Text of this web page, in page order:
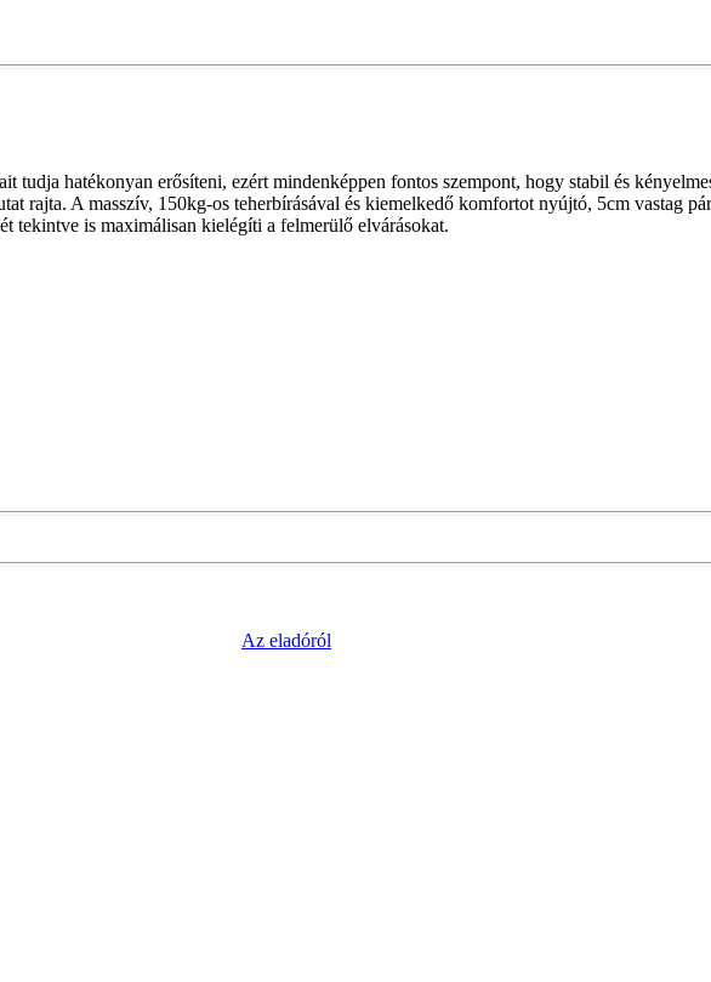
tudja hatékonyan erősíteni, ezért mindenképpen fontos szempont, hogy stabil és
rajta. A masszív, 150kg-os teherbírásával és kiemelkedő komfortot nyújtó, 5cm vastag
tekintve is maximálisan kielégíti a felmerülő elvárásokat.
Az eladóról